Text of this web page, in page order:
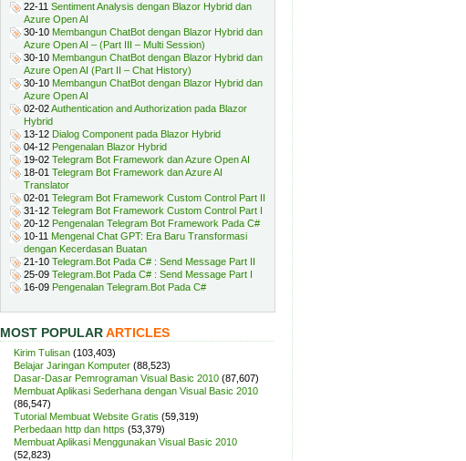
22-11 Sentiment Analysis dengan Blazor Hybrid dan
Azure Open AI
30-10 Membangun ChatBot dengan Blazor Hybrid dan
Azure Open AI – (Part III – Multi Session)
30-10 Membangun ChatBot dengan Blazor Hybrid dan
Azure Open AI (Part II – Chat History)
30-10 Membangun ChatBot dengan Blazor Hybrid dan
Azure Open AI
02-02Authentication and Authorization pada Blazor
Hybrid
13-12 Dialog Component pada Blazor Hybrid
04-12 Pengenalan Blazor Hybrid
19-02 Telegram Bot Framework dan Azure Open AI
18-01 Telegram Bot Framework dan Azure AI
Translator
02-01 Telegram Bot Framework Custom Control Part II
31-12 Telegram Bot Framework Custom Control Part I
20-12 Pengenalan Telegram Bot Framework Pada C#
10-11 Mengenal Chat GPT: Era Baru Transformasi
dengan Kecerdasan Buatan
21-10 Telegram.Bot Pada C# : Send Message Part II
25-09 Telegram.Bot Pada C# : Send Message Part I
16-09 Pengenalan Telegram.Bot Pada C#
MOST POPULARARTICLES
Kirim Tulisan (103,403)
Belajar Jaringan Komputer (88,523)
Dasar-Dasar Pemrograman Visual Basic 2010 (87,607)
Membuat Aplikasi Sederhana dengan Visual Basic 2010
(86,547)
Tutorial Membuat Website Gratis (59,319)
Perbedaan http dan https (53,379)
Membuat Aplikasi Menggunakan Visual Basic 2010
(52,823)